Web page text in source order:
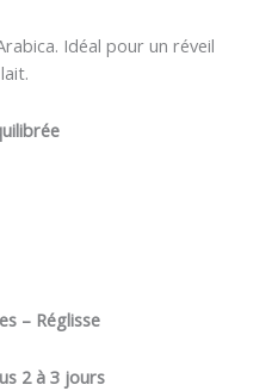
Idéal pour un réveil
– Réglisse
2 à 3 jours